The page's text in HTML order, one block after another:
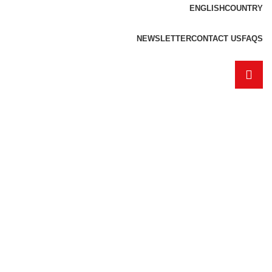
ENGLISHCOUNTRY
NEWSLETTERCONTACT US FAQS